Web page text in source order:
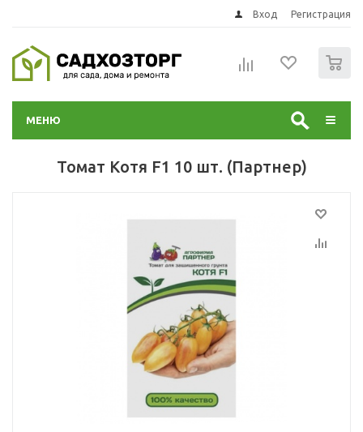
Вход Регистрация
МЕНЮ
Томат Котя F1 10 шт. (Партнер)